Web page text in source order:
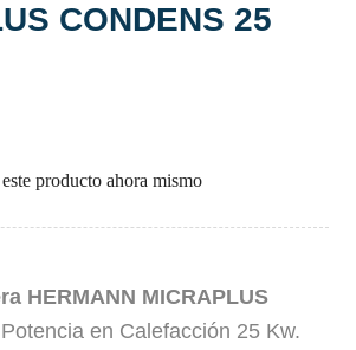
CONDENS 25
producto ahora mismo
HERMANN MICRAPLUS
en Calefacción 25 Kw.